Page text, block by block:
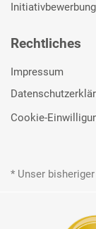
Initiativbewerbung
Rechtliches
Impressum
Cookie-
* Unser